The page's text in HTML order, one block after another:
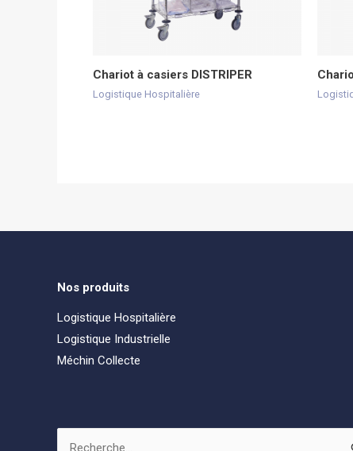
Chariot à casiers DISTRIPER
Logistique Hospitalière
Nos produits
Logistique Hospitalière
Logistique Industrielle
Méchin Collecte